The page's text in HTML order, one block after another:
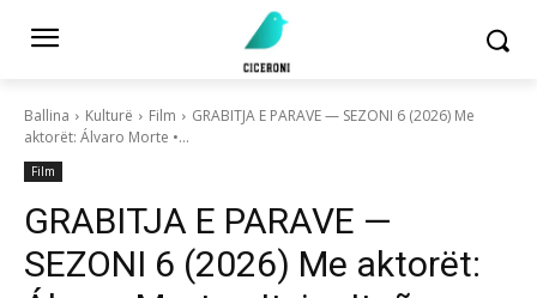
Ballina Kulturë Film
GRABITJA E PARAVE — SEZONI 6 (2026) Me
aktorët: Álvaro Morte •...
Film
GRABITJA E PARAVE —
SEZONI 6 (2026) Me aktorët: